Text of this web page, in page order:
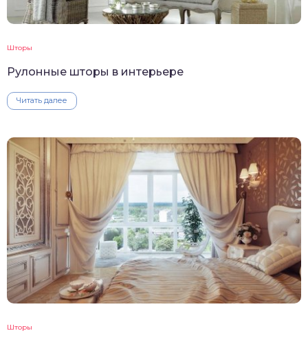
Шторы
Рулонные шторы в интерьере
Читать далее
Шторы